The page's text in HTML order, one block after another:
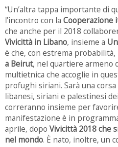
“Un’altra tappa importante di
l’incontro con la Cooperazione
che anche per il 2018
Vivicittà in Libano, insieme a
è che, con estrema
a Beirut, nel quartiere armeno
multietnica che accoglie in
profughi siriani. Sarà una
libanesi, siriani e palestinesi
correranno insieme per
manifestazione è in
aprile, dopo Vivicittà 2018 che
nel mondo. È nato, inoltre, un